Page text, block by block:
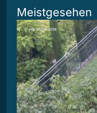
Meistgesehen